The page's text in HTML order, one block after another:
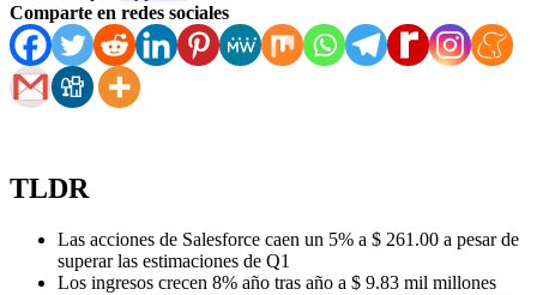
Comparte en redes sociales
TLDR
Las acciones de Salesforce caen un 5% a $ 261.00 a pesar de
superar las estimaciones de Q1
Los ingresos crecen 8% año tras año a $ 9.83 mil millones